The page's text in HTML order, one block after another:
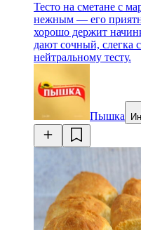
Тесто на сметане с
нежным — его
хорошо держит
дают сочный, слегка
нейтральному тесту.
Пышка